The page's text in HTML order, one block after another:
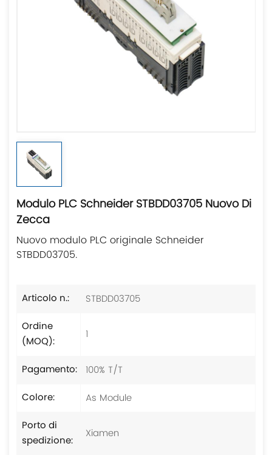
Modulo PLC Schneider STBDD03705 Nuovo Di
Zecca
Nuovo modulo PLC originale Schneider
STBDD03705.
Articolo n.:
STBDD03705
Ordine
(MOQ):
1
Pagamento: 100% T/T
Colore:
As Module
Porto di
spedizione:
Xiamen